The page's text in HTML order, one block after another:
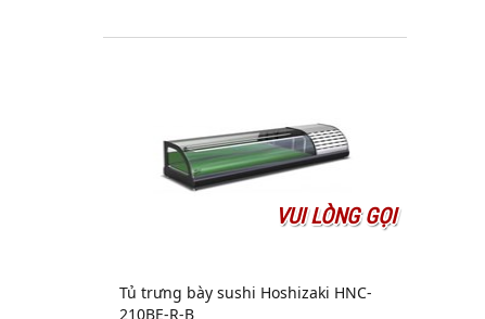
VUI LÒNG GỌI
Tủ trưng bày sushi Hoshizaki HNC-
210BE-R-B